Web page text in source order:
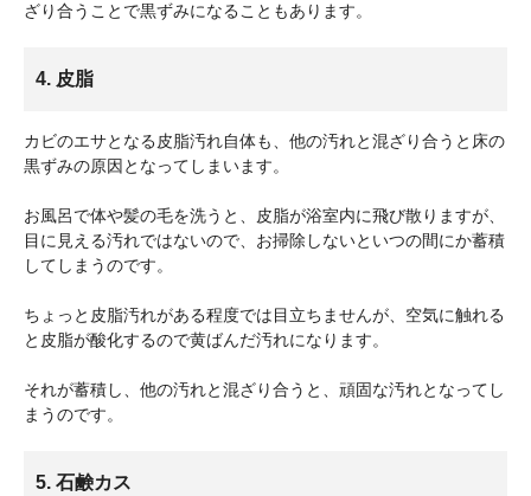
ざり合うことで黒ずみになることもあります。
4. 皮脂
カビのエサとなる皮脂汚れ自体も、他の汚れと混ざり合うと床の
黒ずみの原因となってしまいます。
お風呂で体や髪の毛を洗うと、皮脂が浴室内に飛び散りますが、
目に見える汚れではないので、お掃除しないといつの間にか蓄積
してしまうのです。
ちょっと皮脂汚れがある程度では目立ちませんが、空気に触れる
と皮脂が酸化するので黄ばんだ汚れになります。
それが蓄積し、他の汚れと混ざり合うと、頑固な汚れとなってし
まうのです。
5. 石鹸カス